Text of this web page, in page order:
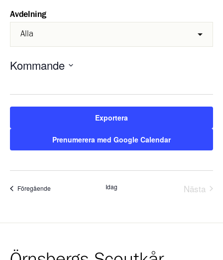
Avdelning
Kommande
datum.
Exportera
Prenumerera med Google Calendar
Föregående Idag
Nästa